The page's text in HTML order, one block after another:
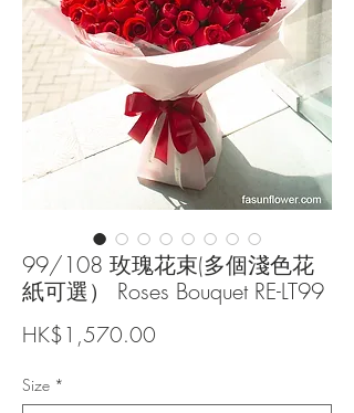
99/108 玫瑰花束(多個淺色花
紙可選） Roses Bouquet RE-LT99
HK$1,570.00
Size *